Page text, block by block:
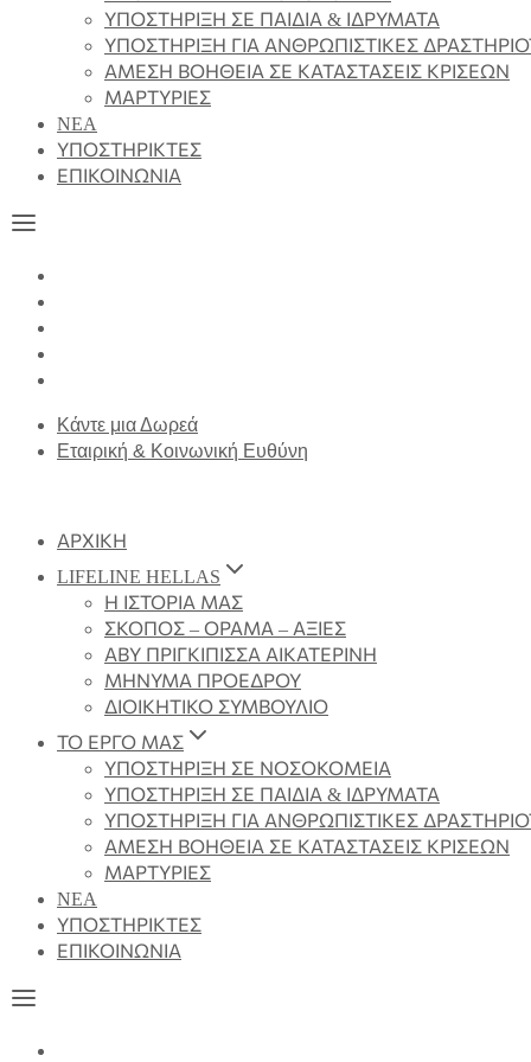
ΥΠΟΣΤΗΡΙΞΗ ΣΕ ΠΑΙΔΙΑ & ΙΔΡΥΜΑΤΑ
ΥΠΟΣΤΗΡΙΞΗ ΓΙΑ ΑΝΘΡΩΠΙΣΤΙΚΕΣ
ΑΜΕΣΗ ΒΟΗΘΕΙΑ ΣΕ ΚΑΤΑΣΤΑΣΕΙΣ ΚΡΙΣΕΩΝ
ΜΑΡΤΥΡΙΕΣ
NEA
ΥΠΟΣΤΗΡΙΚΤΕΣ
ΕΠΙΚΟΙΝΩΝΙΑ
Κάντε μια Δωρεά
Εταιρική & Κοινωνική Ευθύνη
ΑΡΧΙΚΗ
LIFELINE HELLAS
Η ΙΣΤΟΡΙΑ ΜΑΣ
ΣΚΟΠΟΣ – ΟΡΑΜΑ – ΑΞΙΕΣ
ΑΒΥ ΠΡΙΓΚΙΠΙΣΣΑ ΑΙΚΑΤΕΡΙΝΗ
ΜΗΝΥΜΑ ΠΡΟΕΔΡΟΥ
ΔΙΟΙΚΗΤΙΚΟ ΣΥΜΒΟΥΛΙΟ
ΤΟ ΕΡΓΟ ΜΑΣ
ΥΠΟΣΤΗΡΙΞΗ ΣΕ ΝΟΣΟΚΟΜΕΙΑ
ΥΠΟΣΤΗΡΙΞΗ ΣΕ ΠΑΙΔΙΑ & ΙΔΡΥΜΑΤΑ
ΥΠΟΣΤΗΡΙΞΗ ΓΙΑ ΑΝΘΡΩΠΙΣΤΙΚΕΣ
ΑΜΕΣΗ ΒΟΗΘΕΙΑ ΣΕ ΚΑΤΑΣΤΑΣΕΙΣ ΚΡΙΣΕΩΝ
ΜΑΡΤΥΡΙΕΣ
NEA
ΥΠΟΣΤΗΡΙΚΤΕΣ
ΕΠΙΚΟΙΝΩΝΙΑ